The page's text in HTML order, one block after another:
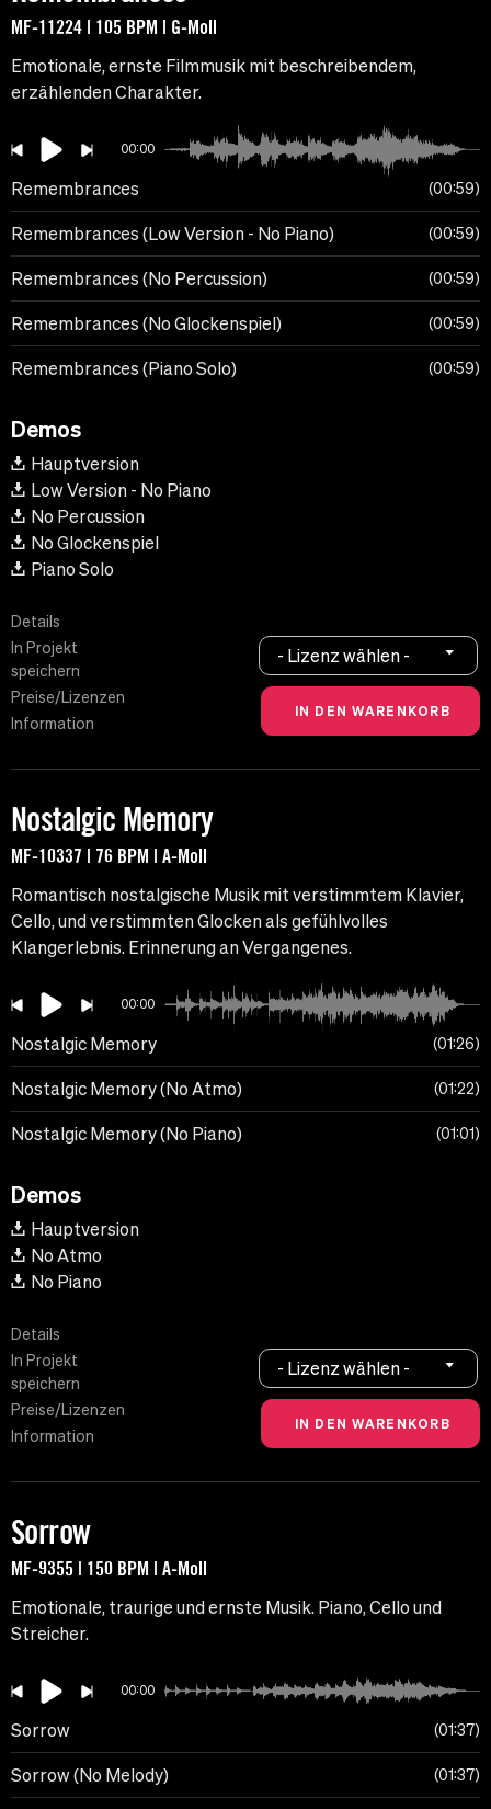
MF-11224 | 105 BPM | G-Moll
Emotionale, ernste Filmmusik mit beschreibendem,
erzählenden Charakter.
00:00
Remembrances 00:59
Remembrances (Low Version - No Piano) 00:59
Remembrances (No Percussion) 00:59
Remembrances (No Glockenspiel) 00:59
Remembrances (Piano Solo) 00:59
Demos
Hauptversion
Low Version - No Piano
No Percussion
No Glockenspiel
Piano Solo
Details
In Projekt
speichern
Preise/Lizenzen
Information
- Lizenz wählen -
Nostalgic Memory
MF-10337 | 76 BPM | A-Moll
Romantisch nostalgische Musik mit verstimmtem Klavier,
Cello, und verstimmten Glocken als gefühlvolles
Klangerlebnis. Erinnerung an Vergangenes.
00:00
Nostalgic Memory 01:26
Nostalgic Memory (No Atmo) 01:22
Nostalgic Memory (No Piano) 01:01
Demos
Hauptversion
No Atmo
No Piano
Details
In Projekt
speichern
Preise/Lizenzen
Information
- Lizenz wählen -
Sorrow
MF-9355 | 150 BPM | A-Moll
Emotionale, traurige und ernste Musik. Piano, Cello und
Streicher.
00:00
Sorrow 01:37
Sorrow (No Melody) 01:37